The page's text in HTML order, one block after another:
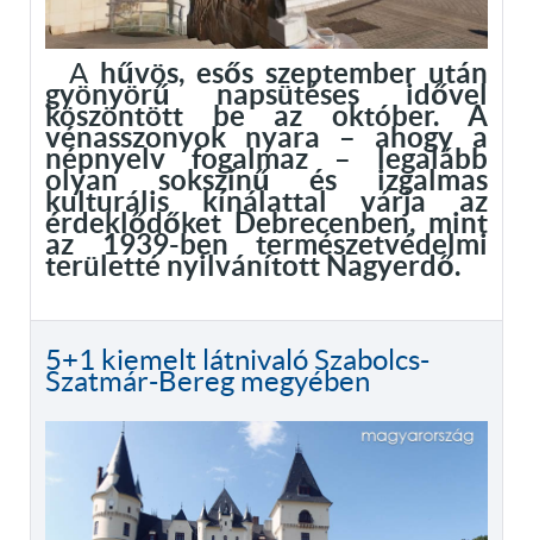
A hűvös, esős szeptember után
gyönyörű napsütéses idővel
köszöntött be az október. A
vénasszonyok nyara – ahogy a
népnyelv fogalmaz – legalább
olyan sokszínű és izgalmas
kulturális kínálattal várja az
érdeklődőket Debrecenben, mint
az 1939-ben természetvédelmi
területté nyilvánított Nagyerdő.
5+1 kiemelt látnivaló Szabolcs-
Szatmár-Bereg megyében